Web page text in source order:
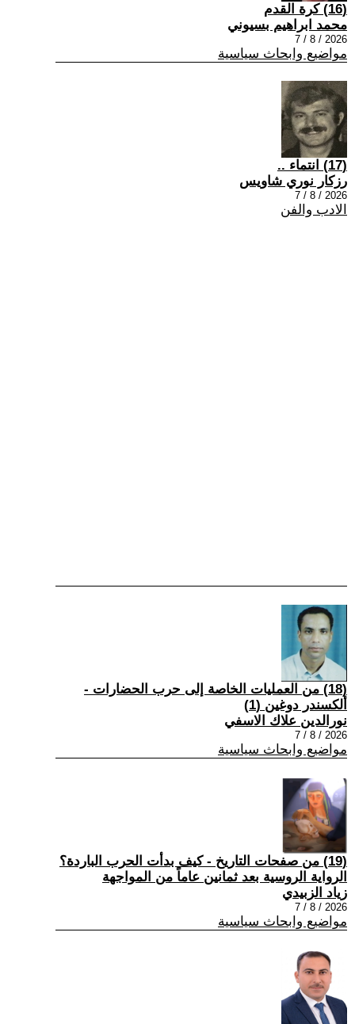
(16) كرة القدم
محمد ابراهيم بسيوني
2026 / 8 / 7
مواضيع وابحاث سياسية
(17) انتماء ..
رزكار نوري شاويس
2026 / 8 / 7
الادب والفن
(18) من العمليات الخاصة إلى حرب الحضارات -
ألكسندر دوغين (1)
نورالدين علاك الاسفي
2026 / 8 / 7
مواضيع وابحاث سياسية
(19) من صفحات التاريخ - كيف بدأت الحرب الباردة؟
الرواية الروسية بعد ثمانين عاماً من المواجهة
زياد الزبيدي
2026 / 8 / 7
مواضيع وابحاث سياسية